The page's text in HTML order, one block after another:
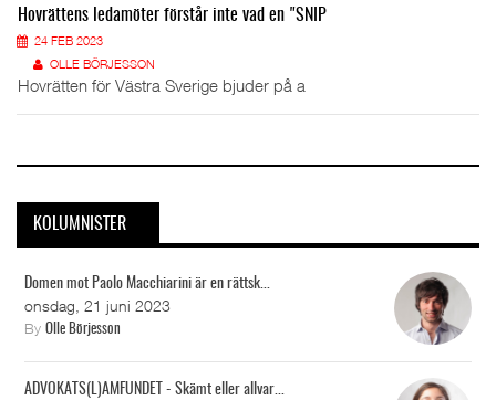
Hovrättens ledamöter förstår inte vad en "SNIP
24 FEB 2023
OLLE BÖRJESSON
Hovrätten för Västra Sverige bjuder på a
KOLUMNISTER
Domen mot Paolo Macchiarini är en rättsk...
onsdag, 21 juni 2023
By Olle Börjesson
ADVOKATS(L)AMFUNDET - Skämt eller allvar...